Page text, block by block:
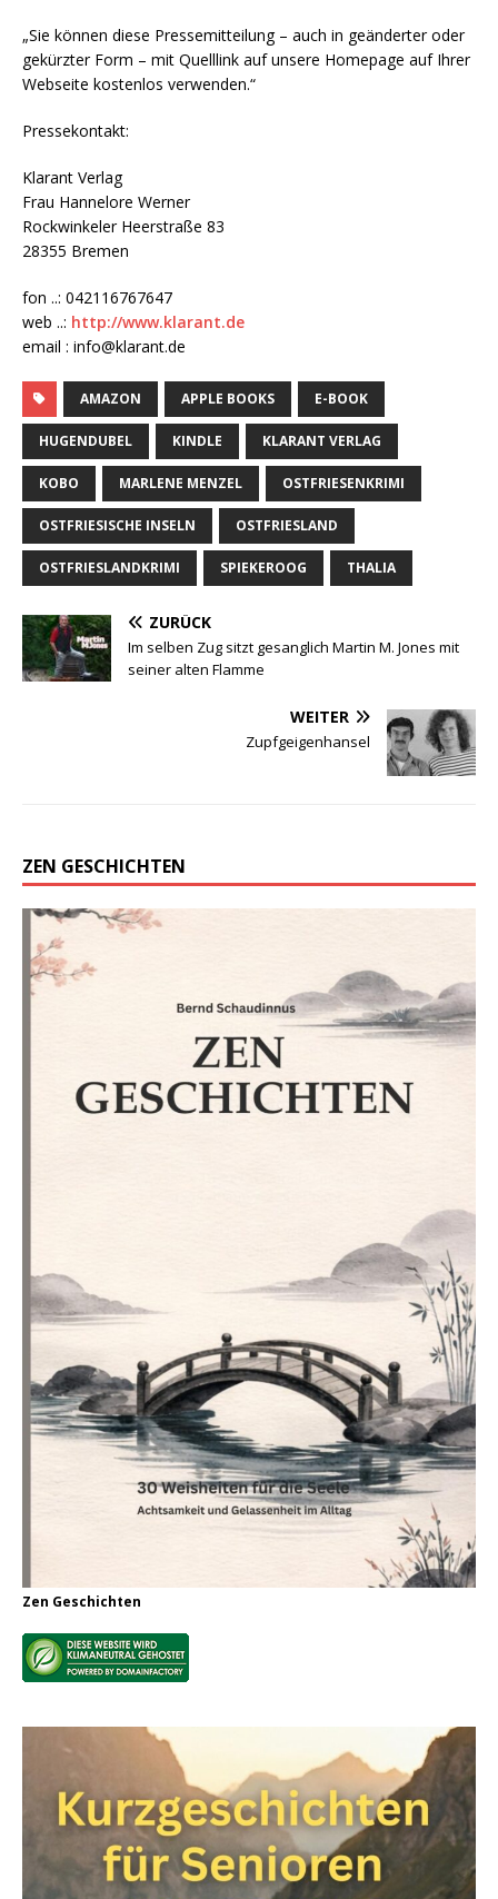
„Sie können diese Pressemitteilung – auch in geänderter oder
gekürzter Form – mit Quelllink auf unsere Homepage auf Ihrer
Webseite kostenlos verwenden.“
Pressekontakt:
Klarant Verlag
Frau Hannelore Werner
Rockwinkeler Heerstraße 83
28355 Bremen
fon ..: 042116767647
web ..: http://www.klarant.de
email : info@klarant.de
AMAZON APPLE BOOKS E-BOOK
HUGENDUBEL KINDLE KLARANT VERLAG
KOBO MARLENE MENZEL OSTFRIESENKRIMI
OSTFRIESISCHE INSELN OSTFRIESLAND
OSTFRIESLANDKRIMI SPIEKEROOG THALIA
ZURÜCK
Im selben Zug sitzt gesanglich Martin M. Jones mit
seiner alten Flamme
WEITER
Zupfgeigenhansel
ZEN GESCHICHTEN
Zen Geschichten